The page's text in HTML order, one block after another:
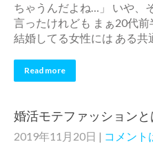
ちゃうんだよね…」 いや、
言ったけれども まぁ20代
結婚してる女性には ある共
Read more
婚活モテファッション
2019年11月20日 | コメント